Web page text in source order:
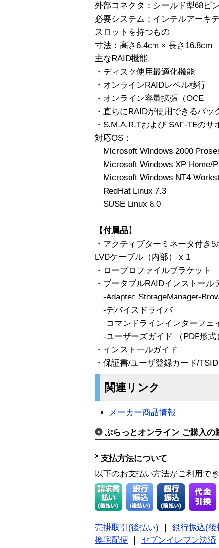
外部コネクタ：シールド型68ピ
必要システム：インテルアーキ
スロットを持つもの
寸法：高さ6.4cm × 長さ16.8cm
主なRAID機能
・ディスク使用最適化機能
・オンラインRAIDレベル移行
・オンライン容量拡張（OCE
・直ちにRAIDが使用できるバッ
・S.M.A.R.Tおよび SAF-TEのサ
対応OS：
Microsoft Windows 2000
Microsoft Windows XP Home/
Microsoft Windows NT4
RedHat Linux 7.3
SUSE Linux 8.0
【付属品】
・アクティブターミネータ付き
LVDケーブル（内部） x 1
・ロープロファイルブラケット
・ブータブルRAIDインストー
-Adaptec StorageManager-
-デバイスドライバ
-コマンドラインインターフェ
-ユーザーズガイド （PDF形式
・インストールガイド
・保証書/ユーザ登録カード/
関連リンク
メーカー商品情報
ぷらっとオンライン ご購入の
支払方法について
以下のお支払い方法がご利用で
売掛取引(後払い)
銀行振込(後
換宅配便
セブンイレブン決済